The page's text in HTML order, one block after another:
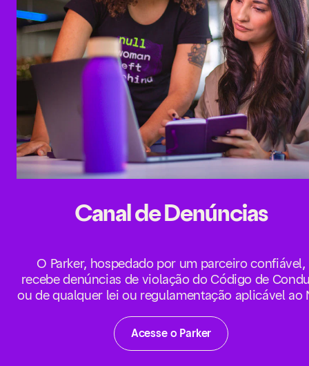
Canal de Denúncias
O Parker, hospedado por um parceiro confiável,
recebe denúncias de violação do Código de
ou de qualquer lei ou regulamentação aplicável ao
Acesse o Parker